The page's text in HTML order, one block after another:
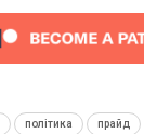
політика прайд